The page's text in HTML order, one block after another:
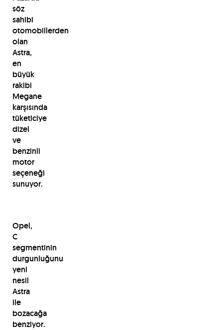
söz
sahibi
otomobillerden
olan
Astra,
en
büyük
rakibi
Megane
karşısında
tüketiciye
dizel
ve
benzinli
motor
seçeneği
sunuyor.
Opel,
C
segmentinin
durgunluğunu
yeni
nesil
Astra
ile
bozacağa
benziyor.